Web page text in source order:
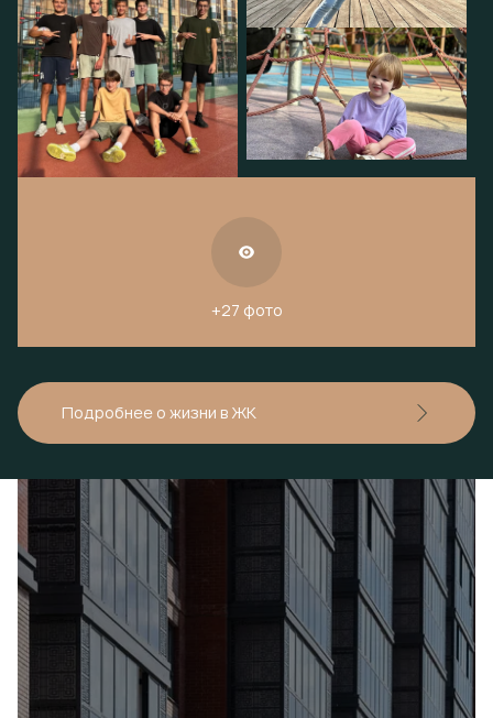
+27 фото
Подробнее о жизни в ЖК